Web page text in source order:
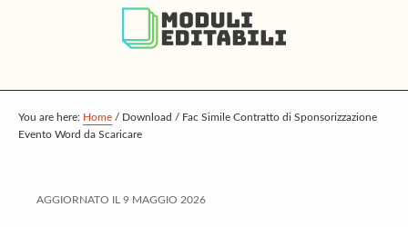
p
t
a
p
t
r
p
t
o
You are here: Home / Download / Fac Simile Contratto di Sponsorizzazione
Evento Word da Scaricare
AGGIORNATO IL 9 MAGGIO 2026